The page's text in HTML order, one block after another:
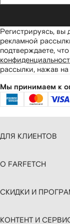
Регистрируясь, вы
рекламной
подтверждаете,
рассылки, нажав
Мы принимаем к
ДЛЯ КЛИЕНТОВ
О FARFETCH
СКИДКИ И
КОНТЕНТ И